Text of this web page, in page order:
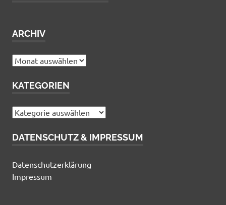
ARCHIV
Archiv
KATEGORIEN
Kategorien
DATENSCHUTZ & IMPRESSUM
Datenschutzerklärung
Impressum